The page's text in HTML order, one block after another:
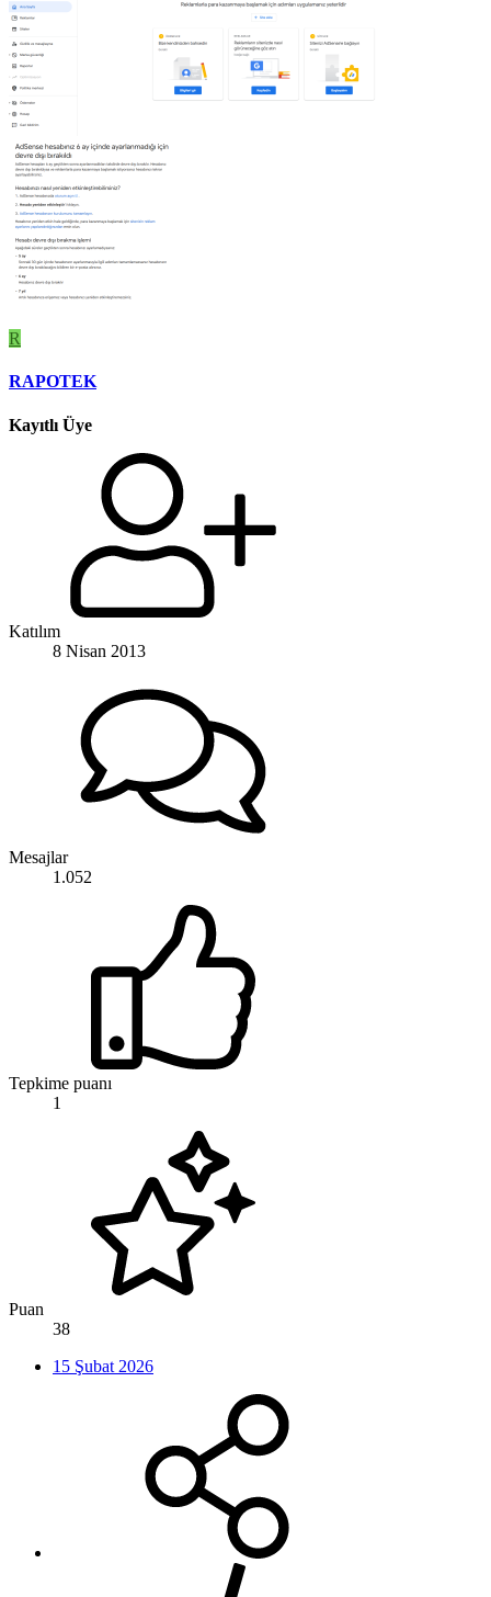
R
RAPOTEK
Kayıtlı Üye
Katılım
8 Nisan 2013
Mesajlar
1.052
Tepkime puanı
1
Puan
38
15 Şubat 2026